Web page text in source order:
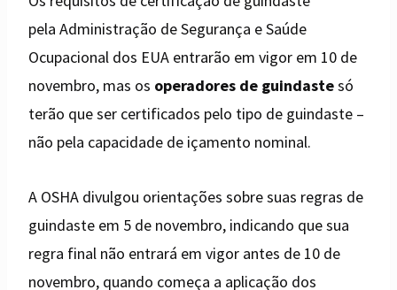
pela Administração de Segurança e Saúde
Ocupacional dos EUA entrarão em vigor em 10 de
novembro, mas os operadores de guindastesó
terão que ser certificados pelo tipo de guindaste –
não pela capacidade de içamento nominal.
A OSHA divulgou orientações sobre suas regras de
guindaste em 5 de novembro, indicando que sua
regra final não entrará em vigor antes de 10 de
novembro, quando começa a aplicação dos